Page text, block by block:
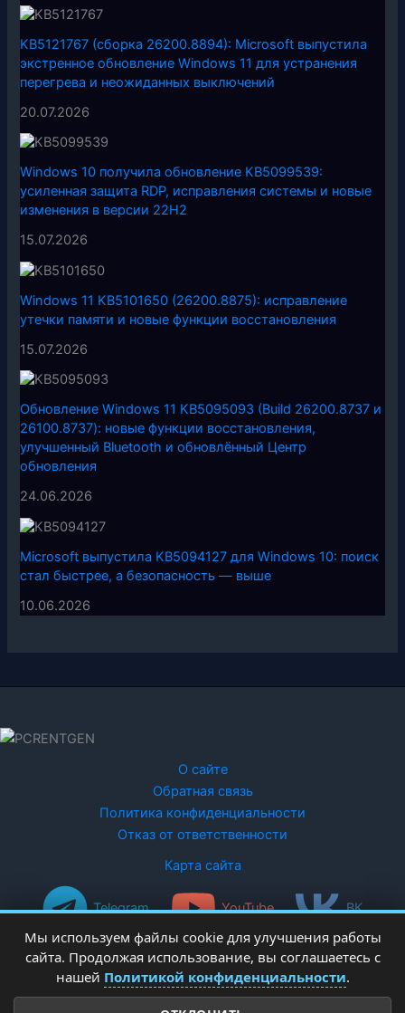
KB5121767 (сборка 26200.8894): Microsoft выпустила
экстренное обновление Windows 11 для устранения
перегрева и неожиданных выключений
20.07.2026
Windows 10 получила обновление KB5099539:
усиленная защита RDP, исправления системы и новые
изменения в версии 22H2
15.07.2026
Windows 11 KB5101650 (26200.8875): исправление
утечки памяти и новые функции восстановления
15.07.2026
Обновление Windows 11 KB5095093 (Build 26200.8737 и
26100.8737): новые функции восстановления,
улучшенный Bluetooth и обновлённый Центр
обновления
24.06.2026
Microsoft выпустила KB5094127 для Windows 10: поиск
стал быстрее, а безопасность — выше
10.06.2026
О сайте
Обратная связь
Политика конфиденциальности
Отказ от ответственности
Карта сайта
Telegram YouTube ВК
Мы используем файлы cookie для улучшения работы
сайта. Продолжая использование, вы соглашаетесь с
нашей Политикой конфиденциальности.